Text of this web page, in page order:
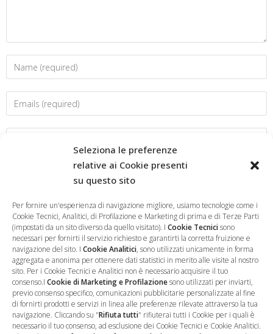
Seleziona le preferenze
relative ai Cookie presenti
su questo sito
Per fornire un'esperienza di navigazione migliore, usiamo tecnologie come i
Cookie Tecnici, Analitici, di Profilazione e Marketing di prima e di Terze Parti
(impostati da un sito diverso da quello visitato). I Cookie Tecnicisono
necessari per fornirti il servizio richiesto e garantirti la corretta fruizione e
navigazione del sito. I Cookie Analitici, sono utilizzati unicamente in forma
aggregata e anonima per ottenere dati statistici in merito alle visite al nostro
sito. Per i Cookie Tecnici e Analitici non è necessario acquisire il tuo
consenso.I Cookie di Marketing e Profilazionesono utilizzati per inviarti,
previo consenso specifico, comunicazioni pubblicitarie personalizzate al fine
di fornirti prodotti e servizi in linea alle preferenze rilevate attraverso la tua
navigazione. Cliccando su "Rifiuta tutti" rifiuterai tutti i Cookie per i quali è
necessario il tuo consenso, ad esclusione dei Cookie Tecnici e Cookie Analitici.
Salva il mio nome, email e sito web in questo browser per la
prossima volta che commento.